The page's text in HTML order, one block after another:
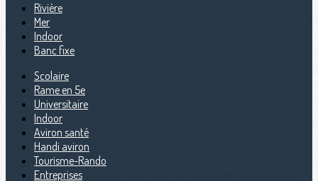
Rivière
Mer
Indoor
Banc fixe
Scolaire
Rame en 5e
Universitaire
Indoor
Aviron santé
Handi aviron
Tourisme-Rando
Entreprises